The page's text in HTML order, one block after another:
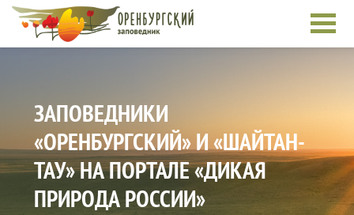
Skip to main content
ЗАПОВЕДНИКИ
«ОРЕНБУРГСКИЙ» И «ШАЙТАН-
ТАУ» НА ПОРТАЛЕ «ДИКАЯ
ПРИРОДА РОССИИ»